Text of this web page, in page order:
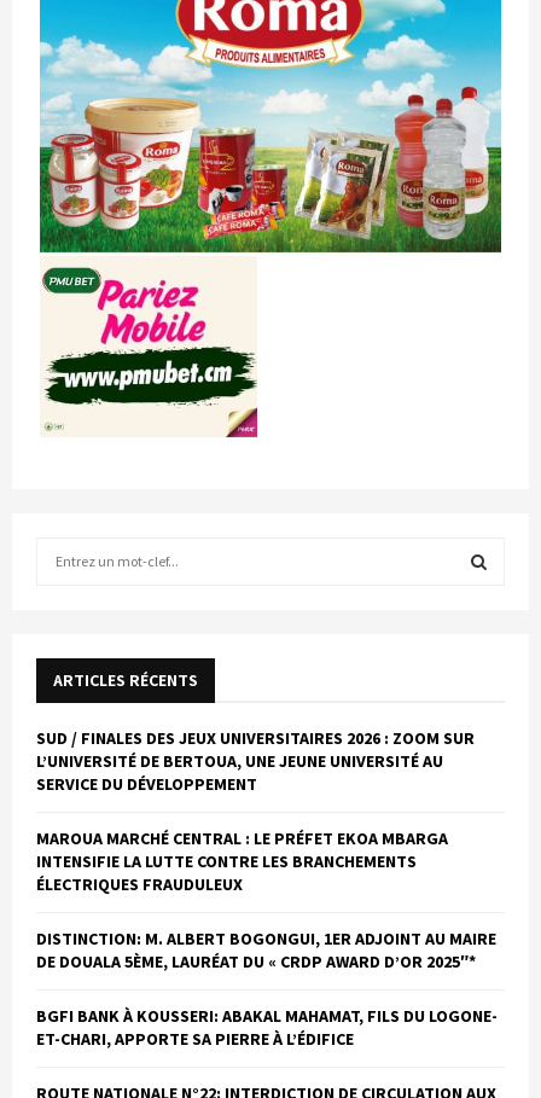
c
e
p
u
r
:
H
ARTICLES RÉCENTS
SUD / FINALES DES JEUX UNIVERSITAIRES 2026 : ZOOM SUR
L’UNIVERSITÉ DE BERTOUA, UNE JEUNE UNIVERSITÉ AU
SERVICE DU DÉVELOPPEMENT
MAROUA MARCHÉ CENTRAL : LE PRÉFET EKOA MBARGA
INTENSIFIE LA LUTTE CONTRE LES BRANCHEMENTS
ÉLECTRIQUES FRAUDULEUX
DISTINCTION: M. ALBERT BOGONGUI, 1ER ADJOINT AU MAIRE
DE DOUALA 5ÈME, LAURÉAT DU « CRDP AWARD D’OR 2025″*
BGFI BANK À KOUSSERI: ABAKAL MAHAMAT, FILS DU LOGONE-
ET-CHARI, APPORTE SA PIERRE À L’ÉDIFICE
ROUTE NATIONALE N°22: INTERDICTION DE CIRCULATION AUX